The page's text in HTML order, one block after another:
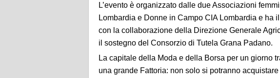
L’evento è organizzato dalle due Associazioni
Lombardia e Donne in Campo CIA Lombardia e ha
con la collaborazione della Direzione Generale
il sostegno del Consorzio di Tutela Grana Padano.
La capitale della Moda e della Borsa per un giorno
una grande Fattoria: non solo si potranno